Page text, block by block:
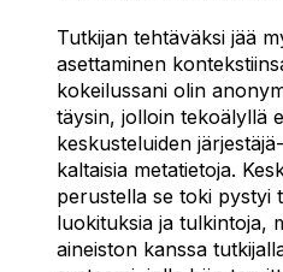
Tutkijan tehtäväksi jää
asettaminen
kokeilussani olin
täysin, jolloin tekoälyllä
keskusteluiden
kaltaisia metatietoja.
perustella se toki pystyi
luokituksia ja tulkintoja,
aineiston kanssa